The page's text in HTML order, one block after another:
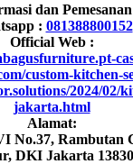
dan Pemesanan
: 081388800152
Official Web :
custom-kitchen-
2024/02/
jakarta.html
Alamat:
No.37, Rambutan
DKI Jakarta 13830